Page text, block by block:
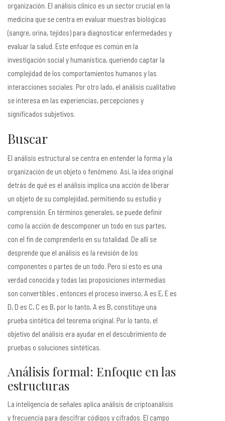
organización. El análisis clínico es un sector crucial en la
medicina que se centra en evaluar muestras biológicas
(sangre, orina, tejidos) para diagnosticar enfermedades y
evaluar la salud. Este enfoque es común en la
investigación social y humanística, queriendo captar la
complejidad de los comportamientos humanos y las
interacciones sociales. Por otro lado, el análisis cualitativo
se interesa en las experiencias, percepciones y
significados subjetivos.
Buscar
El análisis estructural se centra en entender la forma y la
organización de un objeto o fenómeno. Así, la idea original
detrás de qué es el análisis implica una acción de liberar
un objeto de su complejidad, permitiendo su estudio y
comprensión. En términos generales, se puede definir
como la acción de descomponer un todo en sus partes,
con el fin de comprenderlo en su totalidad. De allí se
desprende que el análisis es la revisión de los
componentes o partes de un todo. Pero si esto es una
verdad conocida y todas las proposiciones intermedias
son convertibles , entonces el proceso inverso, A es E, E es
D, D es C, C es B, por lo tanto, A es B, constituye una
prueba sintética del teorema original. Por lo tanto, el
objetivo del análisis era ayudar en el descubrimiento de
pruebas o soluciones sintéticas.
Análisis formal: Enfoque en las
estructuras
La inteligencia de señales aplica análisis de criptoanálisis
y frecuencia para descifrar códigos y cifrados. El campo